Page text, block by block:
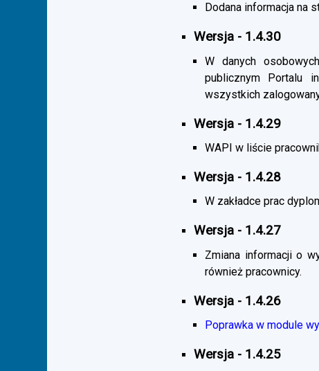
Dodana informacja na
Wersja - 1.4.30
W danych
publicznym Portalu
wszystkich
Wersja - 1.4.29
WAPI w liście
Wersja - 1.4.28
W zakładce prac
Wersja - 1.4.27
Zmiana informacji o
również pracownicy.
Wersja - 1.4.26
Poprawka w module
Wersja - 1.4.25